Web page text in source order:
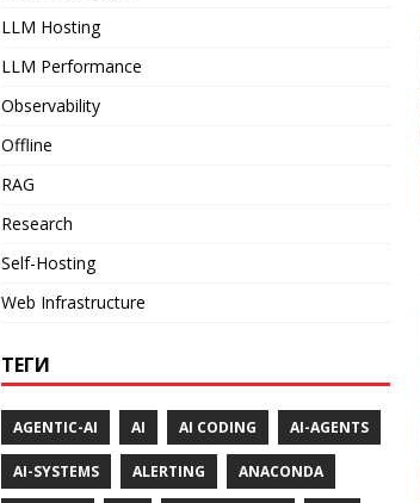
LLM Hosting
LLM Performance
Observability
Offline
RAG
Research
Self-Hosting
Web Infrastructure
ТЕГИ
AGENTIC-AI AI AI CODING AI-AGENTS
AI-SYSTEMS ALERTING ANACONDA